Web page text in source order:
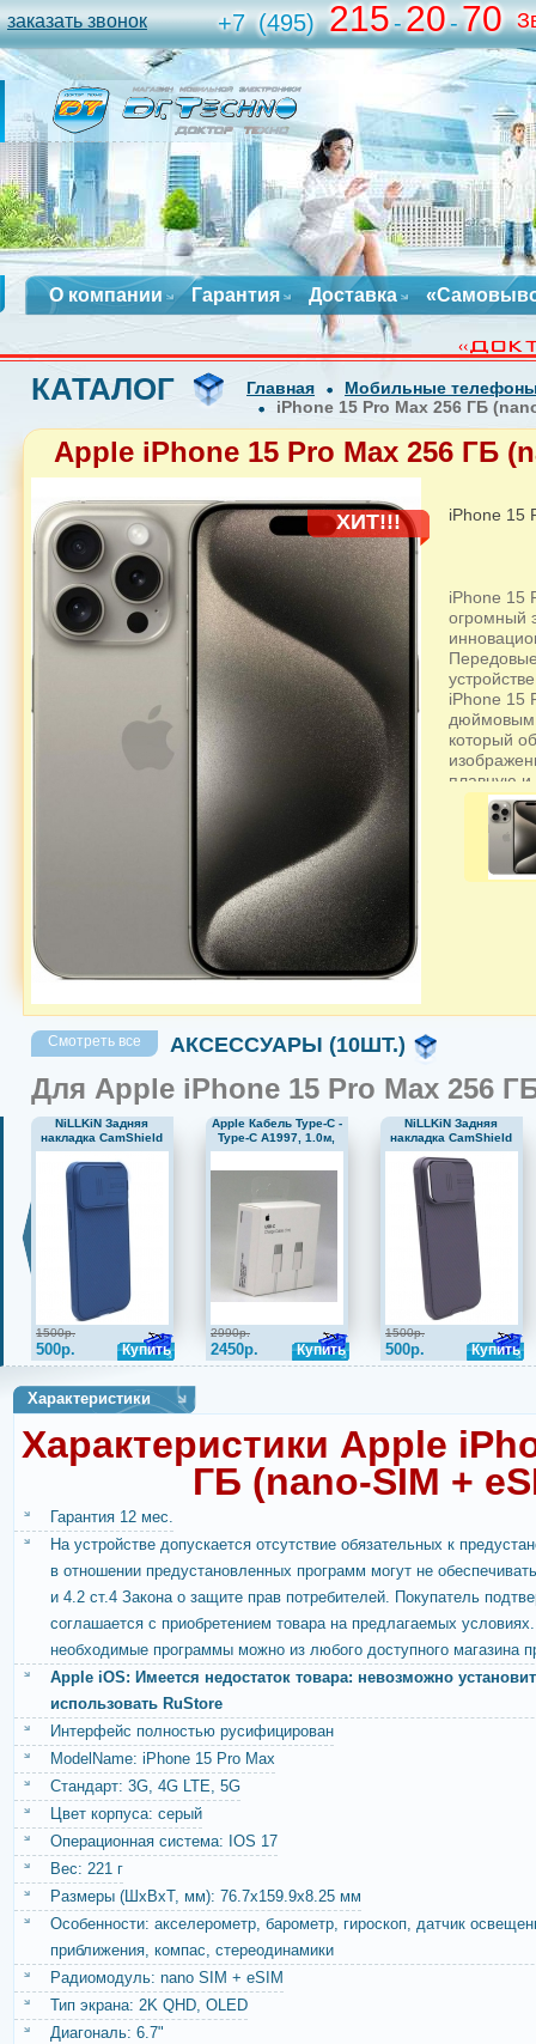
заказать звонок +7 (495) 215-20-70
О компании Гарантия Доставка
КАТАЛОГ Главная
Мобильные
iPhone 15 Pro Max 256 ГБ
Apple iPhone 15 Pro Max 256 ГБ
ХИТ!!! iPhone 15
iPhone 15
огромный
iPhone 15
дюймовым
который
плавную и
функцией
видео
Face ID
станет
Смотреть все АКСЕССУАРЫ (10ШТ.)
Для Apple iPhone 15 Pro Max 256
NiLLKiN Задняя
накладка CamShield
Pro для Apple iPhone
15 Pro Max синий
1500р.
500р. Купить
Apple Кабель Type-C -
Type-C A1997, 1.0м,
белый (MM093ZE/A)
2990р.
2450р. Купить
NiLLKiN Задняя
накладка CamShield
Pro для Apple iPhone
15 Pro Max
фиолетовая
1500р.
500р. Купить
Характеристики
Характеристики Apple
ГБ (nano-SIM +
Гарантия 12 мес.
На устройстве допускается отсутствие обязательных к
в отношении предустановленных программ могут не
и 4.2 ст.4 Закона о защите прав потребителей. Покупатель
соглашается с приобретением товара на предлагаемых
необходимые программы можно из любого доступного магазина
Apple iOS: Имеется недостаток товара: невозможно
использовать RuStore
Интерфейс полностью русифицирован
ModelName: iPhone 15 Pro Max
Стандарт: 3G, 4G LTE, 5G
Цвет корпуса: серый
Операционная система: IOS 17
Вес: 221 г
Размеры (ШxВxТ, мм): 76.7x159.9x8.25 мм
Особенности: акселерометр, барометр, гироскоп, датчик
приближения, компас, стереодинамики
Радиомодуль: nano SIM + eSIM
Тип экрана: 2K QHD, OLED
Диагональ: 6.7"